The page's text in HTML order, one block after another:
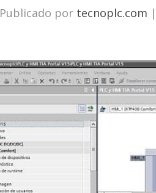
Publicado por tecnoplc.com |